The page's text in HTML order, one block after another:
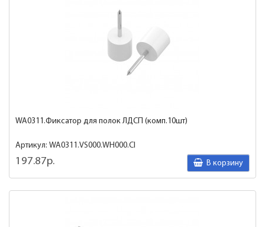
WA0311.Фиксатор для полок ЛДСП (комп.10шт)
Артикул: WA0311.VS000.WH000.CI
197.87р. В корзину